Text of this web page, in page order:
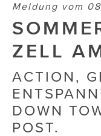
BERTRAMS
BewusstSchein
Brigitta Nemeth
CUBE
Dominic Marcus
Meldung vom
ZELL
ACTION,
DOWN
POST.